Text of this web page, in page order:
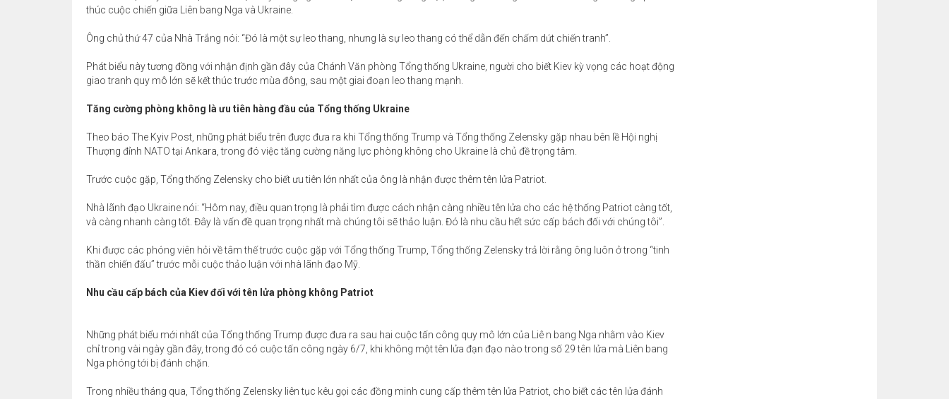
thúc cuộc chiến giữa Liên bang Nga và Ukraine.
Ông chủ thứ 47 của Nhà Trắng nói: “Đó là một sự leo thang, nhưng là sự leo thang có thể dẫn đến chấm dứt chiến tranh”.
Phát biểu này tương đồng với nhận định gần đây của Chánh Văn phòng Tổng thống Ukraine, người cho biết Kiev kỳ vọng các hoạt động
giao tranh quy mô lớn sẽ kết thúc trước mùa đông, sau một giai đoạn leo thang mạnh.
Tăng cường phòng không là ưu tiên hàng đầu của Tổng thống Ukraine
Theo báo The Kyiv Post, những phát biểu trên được đưa ra khi Tổng thống Trump và Tổng thống Zelensky gặp nhau bên lề Hội nghị
Thượng đỉnh NATO tại Ankara, trong đó việc tăng cường năng lực phòng không cho Ukraine là chủ đề trọng tâm.
Trước cuộc gặp, Tổng thống Zelensky cho biết ưu tiên lớn nhất của ông là nhận được thêm tên lửa Patriot.
Nhà lãnh đạo Ukraine nói: “Hôm nay, điều quan trọng là phải tìm được cách nhận càng nhiều tên lửa cho các hệ thống Patriot càng tốt,
và càng nhanh càng tốt. Đây là vấn đề quan trọng nhất mà chúng tôi sẽ thảo luận. Đó là nhu cầu hết sức cấp bách đối với chúng tôi”.
Khi được các phóng viên hỏi về tâm thế trước cuộc gặp với Tổng thống Trump, Tổng thống Zelensky trả lời rằng ông luôn ở trong “tinh
thần chiến đấu” trước mỗi cuộc thảo luận với nhà lãnh đạo Mỹ.
Nhu cầu cấp bách của Kiev đối với tên lửa phòng không Patriot
Những phát biểu mới nhất của Tổng thống Trump được đưa ra sau hai cuộc tấn công quy mô lớn của Liê n bang Nga nhằm vào Kiev
chỉ trong vài ngày gần đây, trong đó có cuộc tấn công ngày 6/7, khi không một tên lửa đạn đạo nào trong số 29 tên lửa mà Liên bang
Nga phóng tới bị đánh chặn.
Trong nhiều tháng qua, Tổng thống Zelensky liên tục kêu gọi các đồng minh cung cấp thêm tên lửa Patriot, cho biết các tên lửa đánh